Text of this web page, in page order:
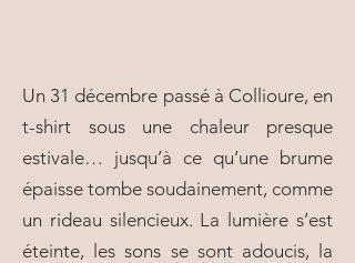
Un 31 décembre passé à Collioure, en
t-shirt sous une chaleur presque
estivale… jusqu’à ce qu’une brume
épaisse tombe soudainement, comme
un rideau silencieux. La lumière s’est
éteinte, les sons se sont adoucis, la